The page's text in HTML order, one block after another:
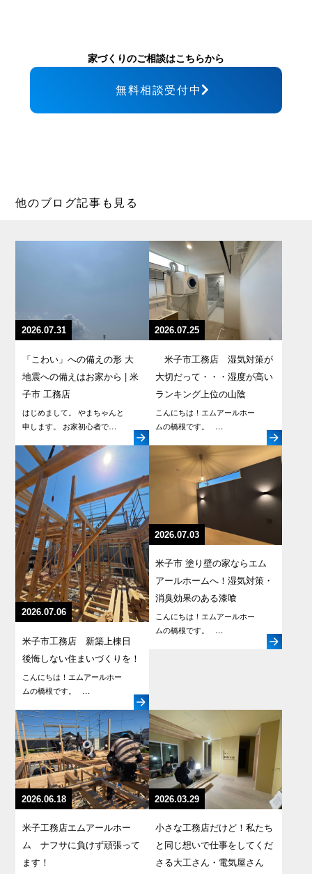
家づくりのご相談はこちらから
無料相談受付中
他のブログ記事も見る
2026.07.31
「こわい」への備えの形 大
地震への備えはお家から | 米
子市 工務店
はじめまして。 やまちゃんと
申します。 お家初心者で…
2026.07.25
米子市工務店 湿気対策が
大切だって・・・湿度が高い
ランキング上位の山陰
こんにちは！エムアールホー
ムの橋根です。 …
2026.07.06
米子市工務店 新築上棟日
後悔しない住まいづくりを！
こんにちは！エムアールホー
ムの橋根です。 …
2026.07.03
米子市 塗り壁の家ならエム
アールホームへ！湿気対策・
消臭効果のある漆喰
こんにちは！エムアールホー
ムの橋根です。 …
2026.06.18
米子工務店エムアールホー
ム ナフサに負けず頑張って
ます！
2026.03.29
小さな工務店だけど！私たち
と同じ想いで仕事をしてくだ
さる大工さん・電気屋さん